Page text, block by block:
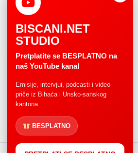
BISCANI.NET
STUDIO
Pretplatite se BESPLATNO na
naš YouTube kanal
Emisije, intervjui, podcasti i video
priče iz Bihaća i Unsko-sanskog
kantona.
BESPLATNO